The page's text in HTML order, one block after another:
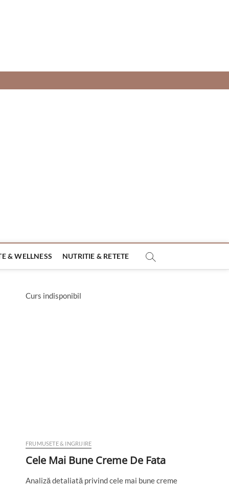
& WELLNESS NUTRITIE & RETETE
Curs indisponibil
FRUMUSETE & INGRIJIRE
Cele Mai Bune Creme De Fata
Analiză detaliată privind cele mai bune creme